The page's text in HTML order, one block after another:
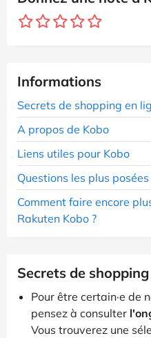
Informations
Secrets de shopping en
A propos de Kobo
Liens utiles pour Kobo
Questions les plus
Comment faire encore
Rakuten Kobo ?
Secrets de
Pour être certain·e de
pensez à consulter
Vous trouverez une